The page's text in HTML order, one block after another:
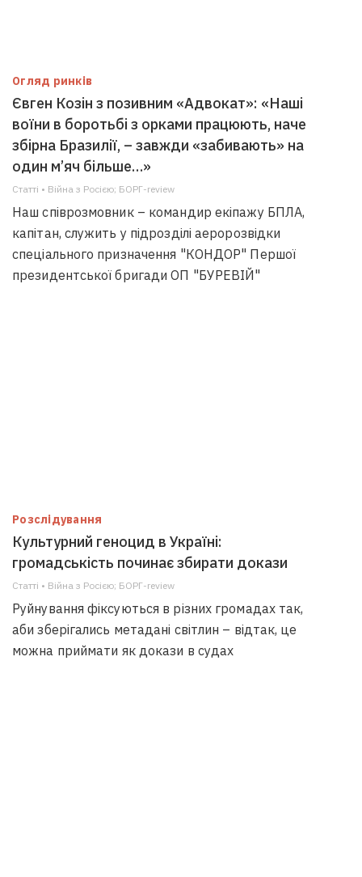
Огляд ринків
Євген Козін з позивним «Адвокат»: «Наші
воїни в боротьбі з орками працюють, наче
збірна Бразилії, – завжди «забивають» на
один м’яч більше…»
Статті • Війна з Росією; БОРГ-review
Наш співрозмовник – командир екіпажу БПЛА,
капітан, служить у підрозділі аеророзвідки
спеціального призначення "КОНДОР" Першої
президентської бригади ОП "БУРЕВІЙ"
Розслідування
Культурний геноцид в Україні:
громадськість починає збирати докази
Статті • Війна з Росією; БОРГ-review
Руйнування фіксуються в різних громадах так,
аби зберігались метадані світлин – відтак, це
можна приймати як докази в судах